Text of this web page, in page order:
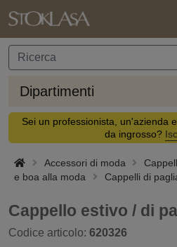
Dipartimenti
Sei un professionista, un'azienda
da ingrosso?
Accessori di moda
e boa alla moda
Cappelli di
Cappello estivo / di
Codice articolo: 620326